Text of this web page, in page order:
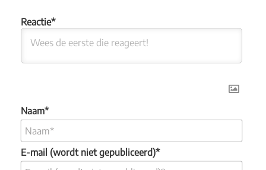
Naam*
E-mail (wordt niet gepubliceerd)*